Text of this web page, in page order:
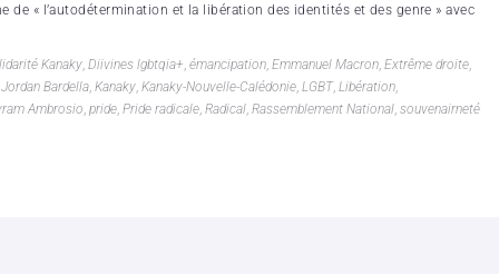
de « l’autodétermination et la libération des identités et des genre » avec
Kanaky, Diivines lgbtqia+, émancipation, Emmanuel Macron, Extrême droite,
Jordan Bardella, Kanaky, Kanaky-Nouvelle-Calédonie, LGBT, Libération,
Ambrosio, pride, Pride radicale, Radical, Rassemblement National, souvenairneté